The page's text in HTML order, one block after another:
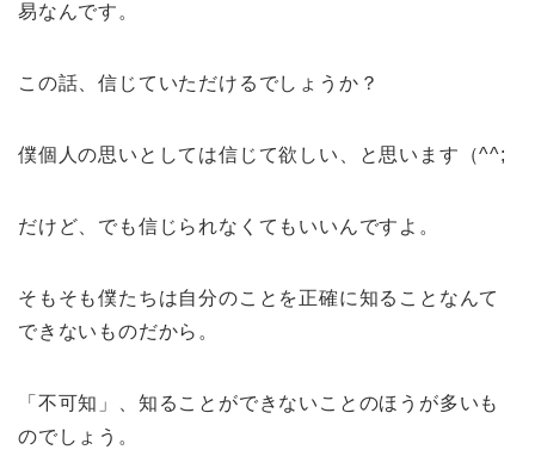
易なんです。
この話、信じていただけるでしょうか？
僕個人の思いとしては信じて欲しい、と思います（^^;
だけど、でも信じられなくてもいいんですよ。
そもそも僕たちは自分のことを正確に知ることなんて
できないものだから。
「不可知」、知ることができないことのほうが多いも
のでしょう。